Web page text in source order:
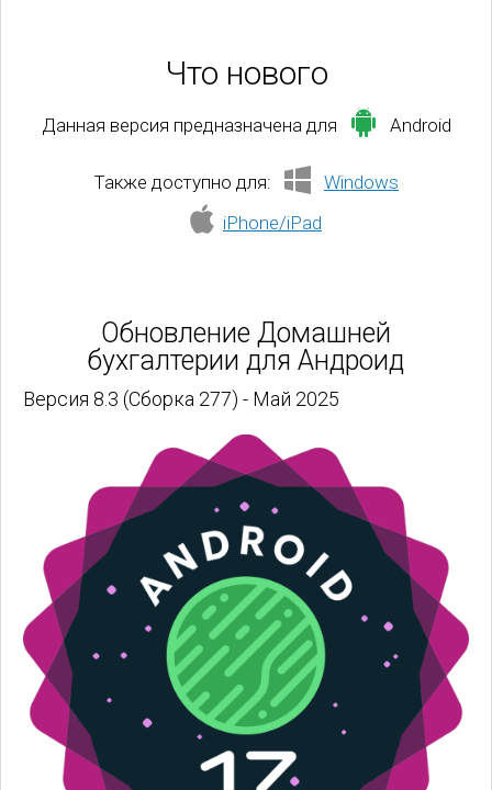
Что нового
Данная версия предназначена для Android
Также доступно для:
Windows
iPhone/iPad
Обновление Домашней
бухгалтерии для Андроид
Версия 8.3 (Сборка 277) - Май 2025